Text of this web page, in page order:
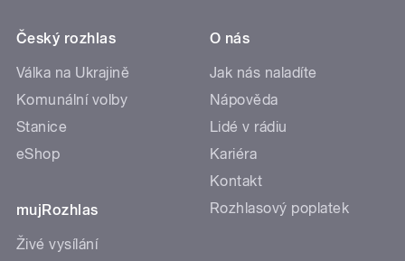
Český rozhlas
Válka na Ukrajině
Komunální volby
Stanice
eShop
mujRozhlas
Živé vysílání
O nás
Jak nás naladíte
Nápověda
Lidé v rádiu
Kariéra
Kontakt
Rozhlasový poplatek